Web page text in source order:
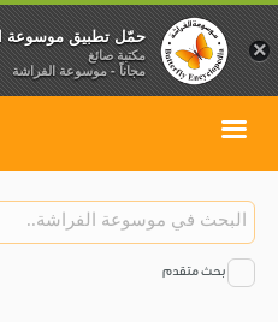
بحث متقدم
×
حمّل تطبيق موسوعة
مكتبة صائغ
مجاناً - موسوعة الفراشة